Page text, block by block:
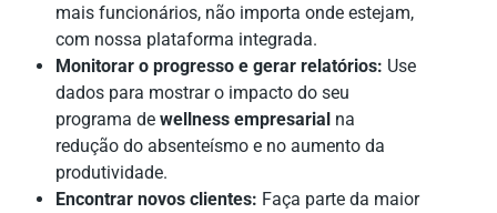
mais funcionários, não importa onde estejam,
com nossa plataforma integrada.
Monitorar o progresso e gerar relatórios: Use
dados para mostrar o impacto do seu
programa de wellness empresarial na
redução do absenteísmo e no aumento da
produtividade.
Encontrar novos clientes: Faça parte da maior